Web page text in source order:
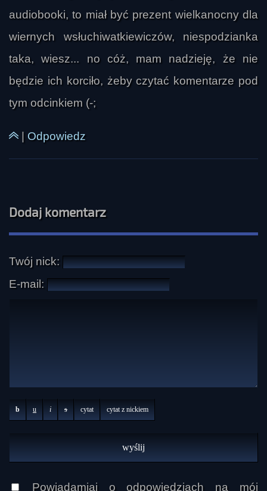
audiobooki, to miał być prezent wielkanocny dla
wiernych wsłuchiwatkiewiczów, niespodzianka
taka, wiesz... no cóż, mam nadzieję, że nie
będzie ich korciło, żeby czytać komentarze pod
tym odcinkiem (-;
Odpowiedz
Dodaj komentarz
Twój nick:
E-mail:
b u i s cytat cytat z nickiem
Powiadamiaj o odpowiedziach na mój